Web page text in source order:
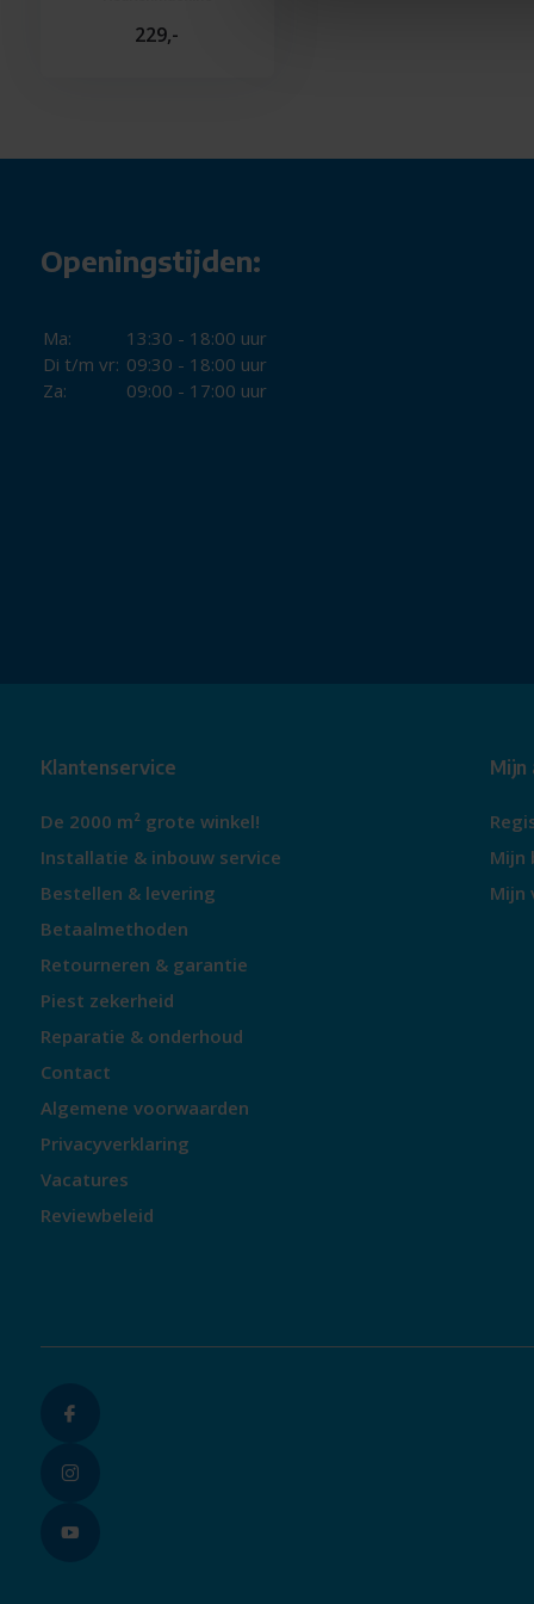
229,-
Openingstijden:
Ma:
13:30 - 18:00 uur
Di t/m vr: 09:30 - 18:00 uur
Za:
09:00 - 17:00 uur
Klantenservice
De 2000 m² grote winkel!
Installatie & inbouw service
Bestellen & levering
Betaalmethoden
Retourneren & garantie
Piest zekerheid
Reparatie & onderhoud
Contact
Algemene voorwaarden
Privacyverklaring
Vacatures
Reviewbeleid
Mijn
Mijn
Mijn